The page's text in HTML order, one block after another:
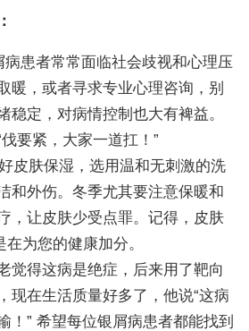
患者常常面临社会歧视和心理压
暖，或者寻求专业心理咨询，别
稳定，对病情控制也大有裨益。
要紧，大家一道扛！”
皮肤保湿，选用温和无刺激的洗
和外伤。冬季尤其要注意保暖和
，让皮肤少受点罪。记得，皮肤
在为您的健康加分。
觉得这病是绝症，后来用了靶向
现在生活质量好多了，他说“这病
！” 希望每位银屑病患者都能找到